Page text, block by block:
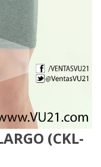
(CKL-